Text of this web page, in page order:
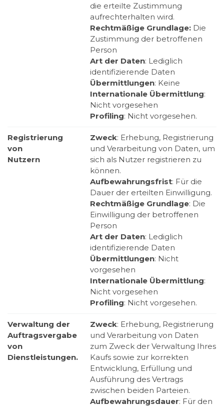
die erteilte Zustimmung
aufrechterhalten wird.
Rechtmäßige Grundlage: Die
Zustimmung der betroffenen
Person
Art der Daten: Lediglich
identifizierende Daten
Übermittlungen: Keine
Internationale Übermittlung:
Nicht vorgesehen
Profiling: Nicht vorgesehen.
Registrierung
von
Nutzern
Zweck: Erhebung, Registrierung
und Verarbeitung von Daten, um
sich als Nutzer registrieren zu
können.
Aufbewahrungsfrist: Für die
Dauer der erteilten Einwilligung.
Rechtmäßige Grundlage: Die
Einwilligung der betroffenen
Person
Art der Daten: Lediglich
identifizierende Daten
Übermittlungen: Nicht
vorgesehen
Internationale Übermittlung:
Nicht vorgesehen
Profiling: Nicht vorgesehen.
Verwaltung der
Auftragsvergabe
von
Dienstleistungen.
Zweck: Erhebung, Registrierung
und Verarbeitung von Daten
zum Zweck der Verwaltung Ihres
Kaufs sowie zur korrekten
Entwicklung, Erfüllung und
Ausführung des Vertrags
zwischen beiden Parteien.
Aufbewahrungsdauer: Für den